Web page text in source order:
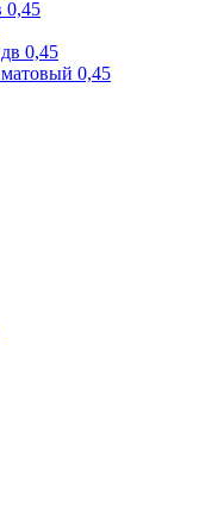
0,45
0,45
0,45